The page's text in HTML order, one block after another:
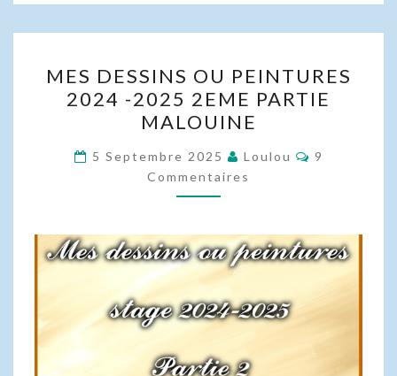
DESSINS
OU
PEINTURES
2024
-2025
2EME
MALOUINE
MES DESSINS OU PEINTURES
2024 -2025 2EME PARTIE
MALOUINE
5 Septembre 2025 Loulou
9
Commentaires